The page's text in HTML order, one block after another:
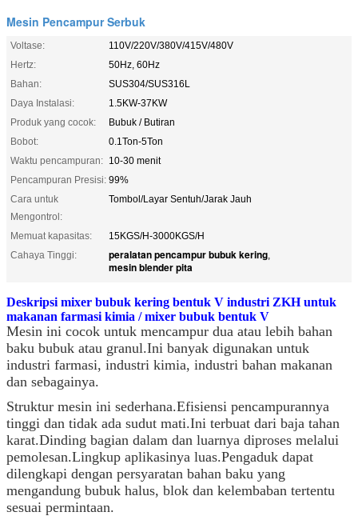
Mesin Pencampur Serbuk
Voltase:
110V/220V/380V/415V/480V
Hertz:
50Hz, 60Hz
Bahan:
SUS304/SUS316L
Daya Instalasi:
1.5KW-37KW
Produk yang cocok:
Bubuk / Butiran
Bobot:
0.1Ton-5Ton
Waktu pencampuran: 10-30 menit
Pencampuran Presisi: 99%
Cara untuk
Mengontrol:
Tombol/Layar Sentuh/Jarak Jauh
Memuat kapasitas:
15KGS/H-3000KGS/H
Cahaya Tinggi:
peralatan pencampur bubuk kering,
mesin blender pita
Deskripsi mixer bubuk kering bentuk V industri ZKH untuk
makanan farmasi kimia / mixer bubuk bentuk V
Mesin ini cocok untuk mencampur dua atau lebih bahan
baku bubuk atau granul.Ini banyak digunakan untuk
industri farmasi, industri kimia, industri bahan makanan
dan sebagainya.
Struktur mesin ini sederhana.Efisiensi pencampurannya
tinggi dan tidak ada sudut mati.Ini terbuat dari baja tahan
karat.Dinding bagian dalam dan luarnya diproses melalui
pemolesan.Lingkup aplikasinya luas.Pengaduk dapat
dilengkapi dengan persyaratan bahan baku yang
mengandung bubuk halus, blok dan kelembaban tertentu
sesuai permintaan.